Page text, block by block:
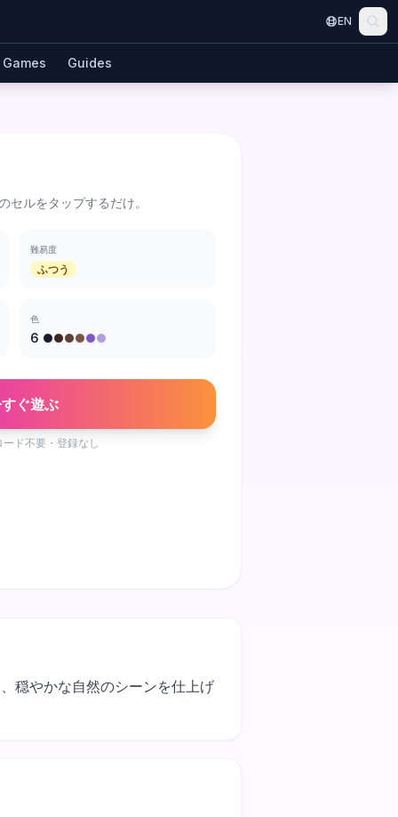
EN
Games Guides
セルをタップするだけ。
難易度
ふつう
色
6
ぐ遊ぶ
ド不要・登録なし
穏やかな自然のシーンを仕上げ